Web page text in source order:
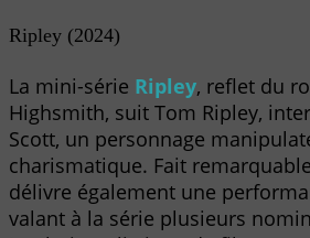
Ripley (2024)
La mini-série Ripley, reflet du
Highsmith, suit Tom Ripley,
Scott, un personnage
charismatique. Fait
délivre également une
valant à la série plusieurs